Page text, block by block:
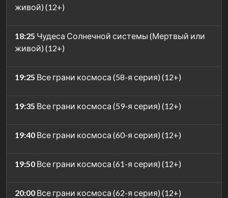
живой) (12+)
18:25 Чудеса Солнечной системы (Мертвый или
живой) (12+)
19:25 Все грани космоса (58-я серия) (12+)
19:35 Все грани космоса (59-я серия) (12+)
19:40 Все грани космоса (60-я серия) (12+)
19:50 Все грани космоса (61-я серия) (12+)
20:00 Все грани космоса (62-я серия) (12+)